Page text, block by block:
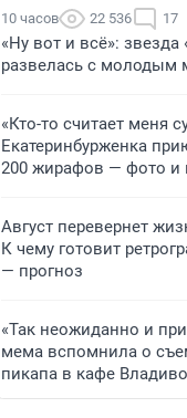
10 часов 22 536 17
«Ну вот и всё»: звезда
развелась с молодым
«Кто-то считает меня
Екатеринбурженка
200 жирафов — фото и
Август перевернет
К чему готовит
— прогноз
«Так неожиданно и
мема вспомнила о
пикапа в кафе